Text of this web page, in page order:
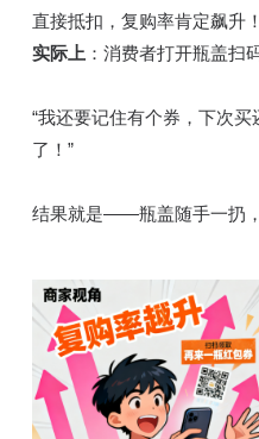
直接抵扣，复购率肯定飙升！
实际上 ：消费者打开瓶盖扫
“我还要记住有个券，下次
了！”
结果就是——瓶盖随手一扔，